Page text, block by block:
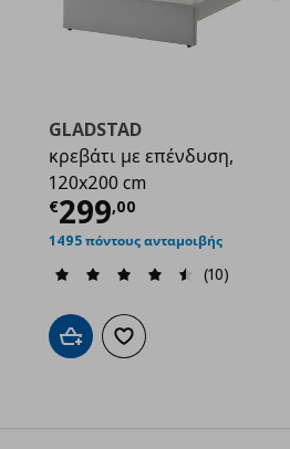
€ 399,00
GLADSTAD
κρεβάτι με επένδυση,
120x200 cm
€299,00
Τρέχουσα τιμή
1495 πόντους ανταμοιβής
(10)
Προσθήκη στο καλάθι
Προσθήκη στα αγαπημένα